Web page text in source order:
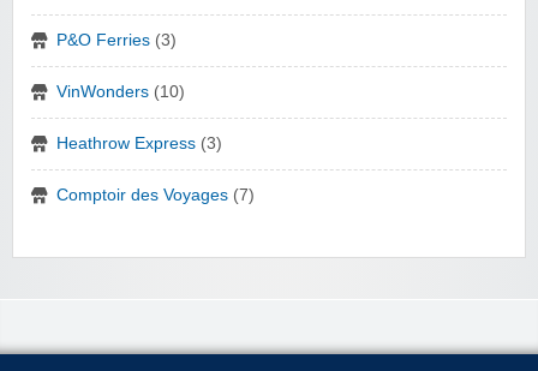
P&O Ferries (3)
VinWonders (10)
Heathrow Express (3)
Comptoir des Voyages (7)